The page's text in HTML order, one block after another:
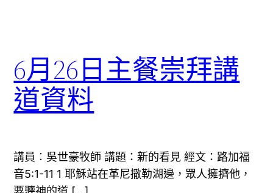
6月26日主餐崇拜講
道資料
講員︰吳世豪牧師 講題：新的看見 經文：路加福
音5:1-11 1 耶穌站在革尼撒勒湖邊，眾人擁擠他，